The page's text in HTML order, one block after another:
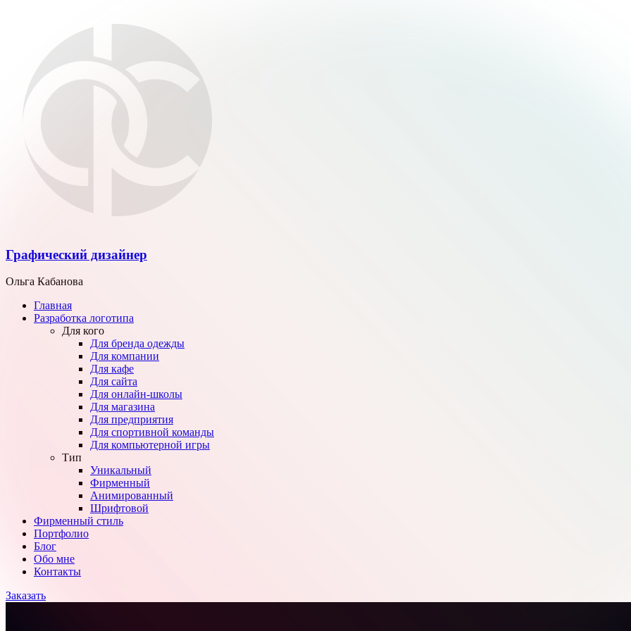
Графический дизайнер
Ольга Кабанова
Главная
Разработка логотипа
Для кого
Для бренда одежды
Для компании
Для кафе
Для сайта
Для онлайн-школы
Для магазина
Для предприятия
Для спортивной команды
Для компьютерной игры
Тип
Уникальный
Фирменный
Анимированный
Шрифтовой
Фирменный стиль
Портфолио
Блог
Обо мне
Контакты
Заказать